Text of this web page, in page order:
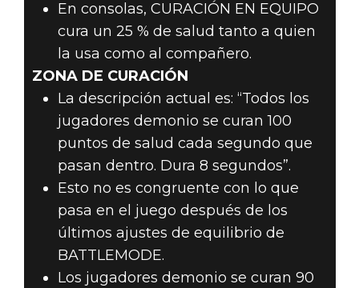
En consolas, CURACIÓN EN EQUIPO
cura un 25 % de salud tanto a quien
la usa como al compañero.
ZONA DE CURACIÓN
La descripción actual es: “Todos los
jugadores demonio se curan 100
puntos de salud cada segundo que
pasan dentro. Dura 8 segundos”.
Esto no es congruente con lo que
pasa en el juego después de los
últimos ajustes de equilibrio de
BATTLEMODE.
Los jugadores demonio se curan 90